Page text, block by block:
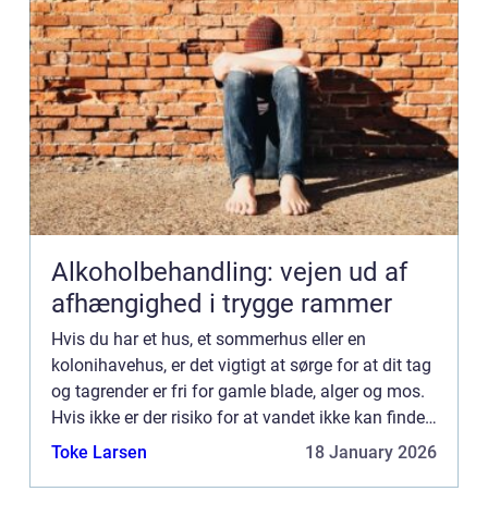
Alkoholbehandling: vejen ud af
afhængighed i trygge rammer
Hvis du har et hus, et sommerhus eller en
kolonihavehus, er det vigtigt at sørge for at dit tag
og tagrender er fri for gamle blade, alger og mos.
Hvis ikke er der risiko for at vandet ikke kan finde
vej ned af taget og i stedet for finder vej ind i ...
Toke Larsen 18 January 2026